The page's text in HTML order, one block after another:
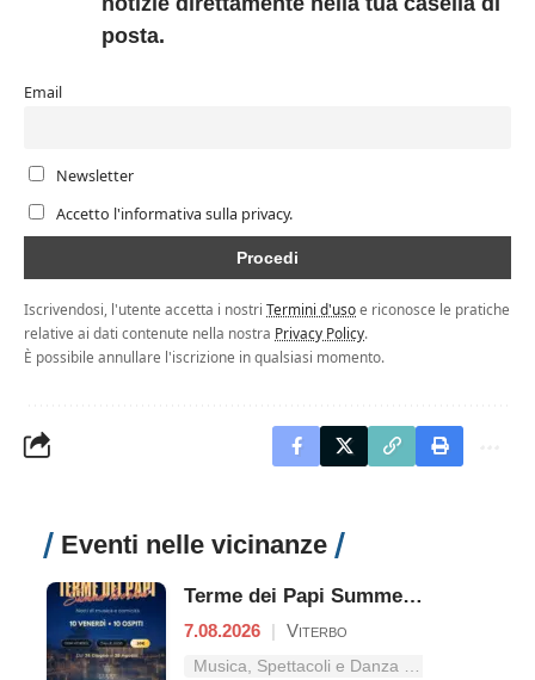
posta.
Email
Newsletter
Accetto l'informativa sulla privacy.
Iscrivendosi, l'utente accetta i nostri Termini d'usoe riconosce le pratiche
relative ai dati contenute nella nostra Privacy Policy.
È possibile annullare l'iscrizione in qualsiasi momento.
Eventi nelle vicinanze
Terme dei Papi Summer Live Show
7.08.2026 | Viterbo